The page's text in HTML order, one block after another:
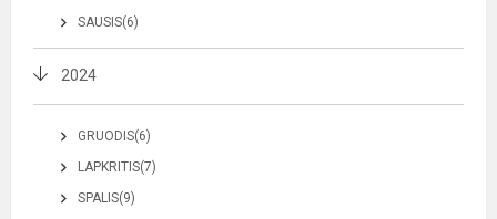
SAUSIS(6)
2024
GRUODIS(6)
LAPKRITIS(7)
SPALIS(9)